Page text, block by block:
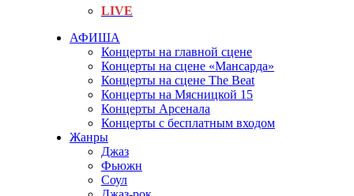
LIVE
АФИША
Концерты на главной сцене
Концерты на сцене «Мансарда»
Концерты на сцене The Beat
Концерты на Мясницкой 15
Концерты Арсенала
Концерты с бесплатным входом
Жанры
Джаз
Фьюжн
Соул